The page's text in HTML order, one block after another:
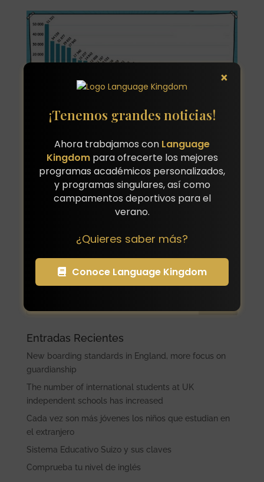
En 2018 , la Comisión Europea presentó la propuesta
el siguiente perdido. Doblando de este manera su
presupuesto actual, de 15 millones de euros, hasta los
30 millones que se proponen durante 2021-2027.
Más información sobre esta noticiaaquí.
Y puedes encontrar información sobre
Buscar
Entradas Recientes
New boarding standards in England, more focus on
guardianship
The number of international students at UK
independent schools has increased
Cada vez son más jóvenes los niños que estudian en
el extranjero
Sistema Educativo Suizo y sus claves
Comprueba tu nivel de inglés
×
¡Tenemos grandes noticias!
Ahora trabajamos con Language
Kingdompara ofrecerte los mejores
programas académicos personalizados,
y programas singulares, así como
campamentos deportivos para el
verano.
¿Quieres saber más?
Conoce Language Kingdom